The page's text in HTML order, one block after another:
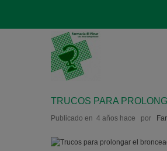
TRUCOS PARA
Publicado en 4 años hace por